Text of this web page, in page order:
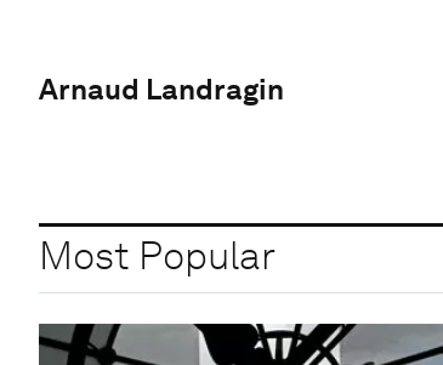
Arnaud Landragin
Most Popular